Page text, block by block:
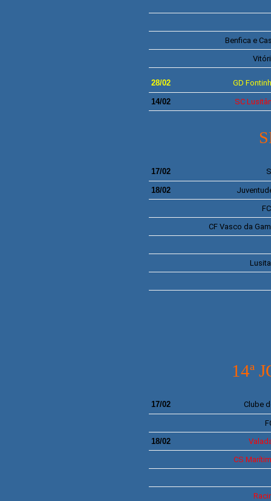
Benfica e
28/02 GD
14/02 SC
17/02
18/02
CF Vasco da
14ª
17/02 Clube
18/02
CS